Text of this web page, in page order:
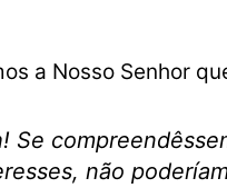
a Nosso Senhor
Se
não